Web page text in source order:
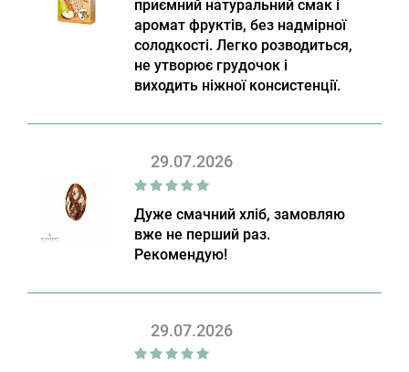
приємний натуральний смак і
аромат фруктів, без надмірної
солодкості. Легко розводиться,
не утворює грудочок і
виходить ніжної консистенції.
29.07.2026
Дуже смачний хліб, замовляю
вже не перший раз.
Рекомендую!
29.07.2026